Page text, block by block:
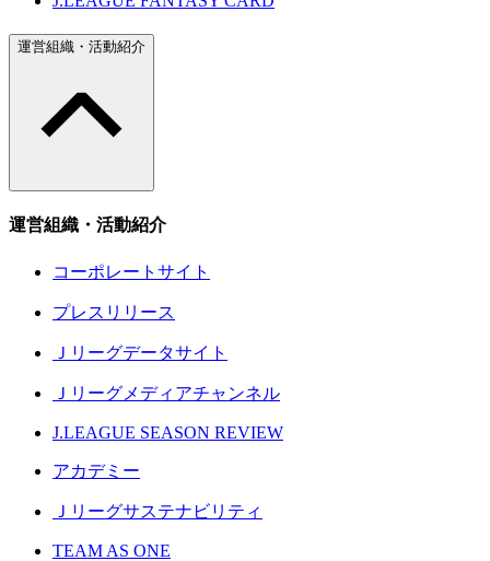
運営組織・活動紹介
運営組織・活動紹介
コーポレートサイト
プレスリリース
Ｊリーグデータサイト
Ｊリーグメディアチャンネル
J.LEAGUE SEASON REVIEW
アカデミー
Ｊリーグサステナビリティ
TEAM AS ONE